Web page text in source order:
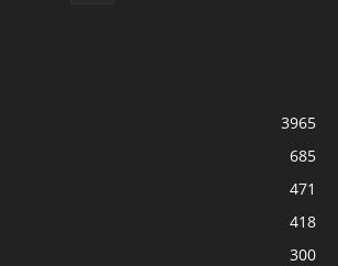
3965
685
471
418
300